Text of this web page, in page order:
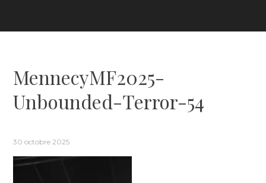
MennecyMF2025-
Unbounded-Terror-54
30 octobre 2025